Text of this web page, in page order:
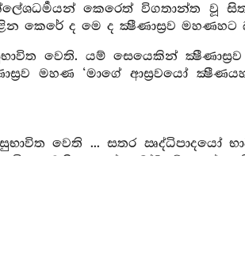
කෙරෙත් විගතාන්ත වූ
කෙරේ ද මෙ ද ක්‍ෂීණාස්‍රව මහණහට
වෙති. යම් සෙයෙකින්
මහණ ‘මාගේ ආස්‍රවයෝ
වෙති ... සතර ඍද්ධිපාදයෝ
වෙති ... සප්තබෝධ්‍යඞ්ගයෝ